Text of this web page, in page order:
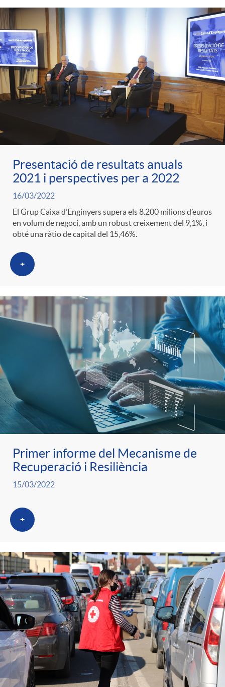
Presentació de resultats anuals
2021 i perspectives per a 2022
16/03/2022
El Grup Caixa d’Enginyers supera els 8.200 milions d’euros
en volum de negoci, amb un robust creixement del 9,1%, i
obté una ràtio de capital del 15,46%.
+
Primer informe del Mecanisme de
Recuperació i Resiliència
15/03/2022
+